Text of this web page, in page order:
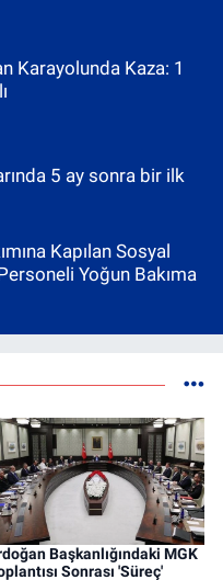
Karayolunda Kaza: 1
5 ay sonra bir ilk
Kapılan Sosyal
Yoğun Bakıma
Başkanlığındaki MGK
Sonrası 'Süreç'